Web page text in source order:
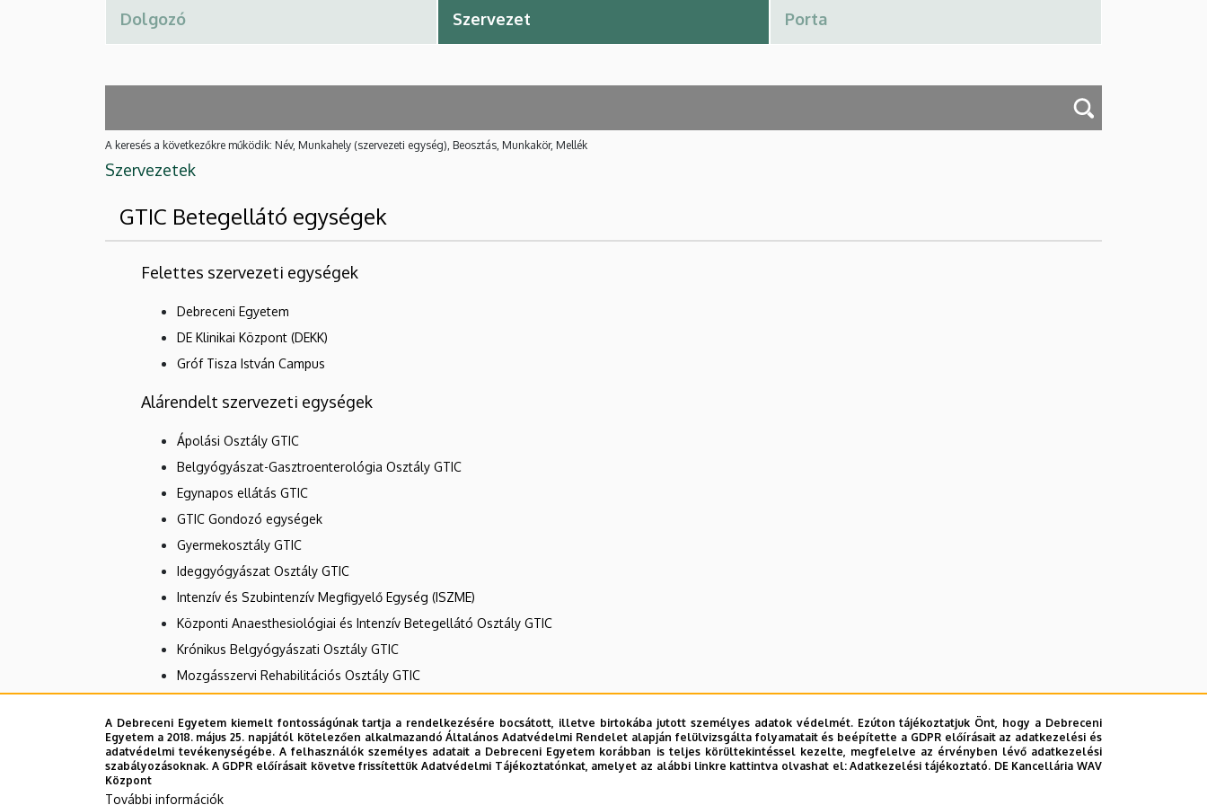
A keresés a következőkre működik: Név, Munkahely (szervezeti egység), Beosztás, Munkakör, Mellék
Szervezetek
GTIC Betegellátó egységek
Felettes szervezeti egységek
Debreceni Egyetem
DE Klinikai Központ (DEKK)
Gróf Tisza István Campus
Alárendelt szervezeti egységek
Ápolási Osztály GTIC
Belgyógyászat-Gasztroenterológia Osztály GTIC
Egynapos ellátás GTIC
GTIC Gondozó egységek
Gyermekosztály GTIC
Ideggyógyászat Osztály GTIC
Intenzív és Szubintenzív Megfigyelő Egység (ISZME)
Központi Anaesthesiológiai és Intenzív Betegellátó Osztály GTIC
Krónikus Belgyógyászati Osztály GTIC
Mozgásszervi Rehabilitációs Osztály GTIC
Psychiátria Osztály GTIC
Sürgősségi Betegellátó Osztály GTIC
A Debreceni Egyetem kiemelt fontosságúnak tartja a rendelkezésére bocsátott, illetve birtokába jutott személyes adatok védelmét. Ezúton tájékoztatjuk Önt, hogy a Debreceni
Egyetem a 2018. május 25. napjától kötelezően alkalmazandó Általános Adatvédelmi Rendelet alapján felülvizsgálta folyamatait és beépítette a GDPR előírásait az adatkezelési és
adatvédelmi tevékenységébe. A felhasználók személyes adatait a Debreceni Egyetem korábban is teljes körültekintéssel kezelte, megfelelve az érvényben lévő adatkezelési
szabályozásoknak. A GDPR előírásait követve frissítettük Adatvédelmi Tájékoztatónkat, amelyet az alábbi linkre kattintva olvashat el:Adatkezelési tájékoztató. DE Kancellária WAV
Központ
További információk